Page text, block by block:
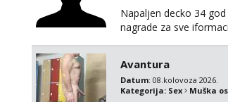
Napaljen decko 34
nagrade za sve
Avantura
Datum: 08.kolovoza 2026.
Kategorija: Sex Muška